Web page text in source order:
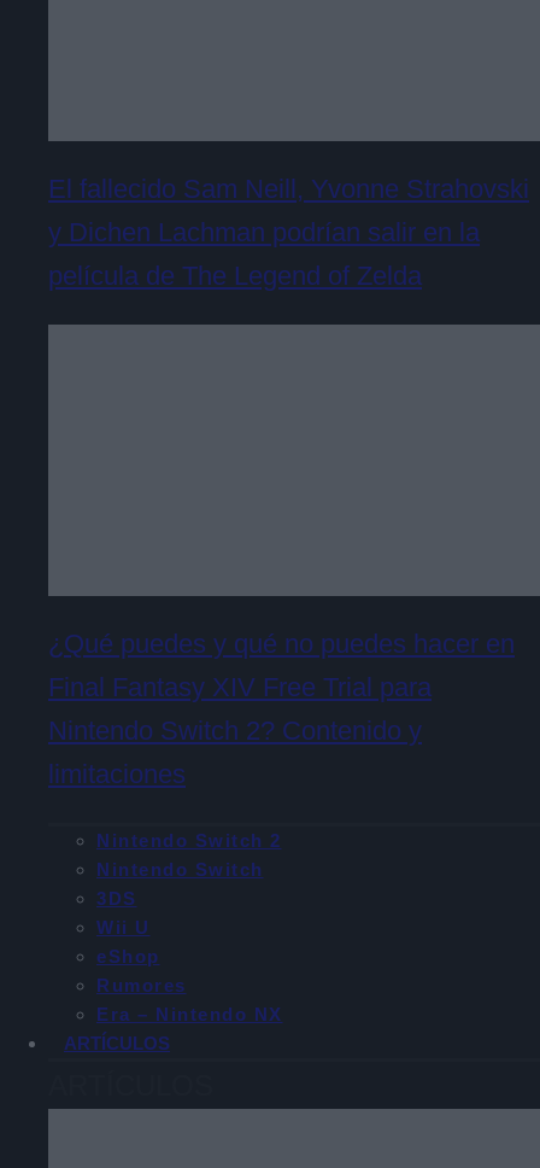
El fallecido Sam Neill, Yvonne Strahovski
y Dichen Lachman podrían salir en la
película de The Legend of Zelda
¿Qué puedes y qué no puedes hacer en
Final Fantasy XIV Free Trial para
Nintendo Switch 2? Contenido y
limitaciones
Nintendo Switch 2
Nintendo Switch
3DS
Wii U
eShop
Rumores
Era – Nintendo NX
ARTÍCULOS